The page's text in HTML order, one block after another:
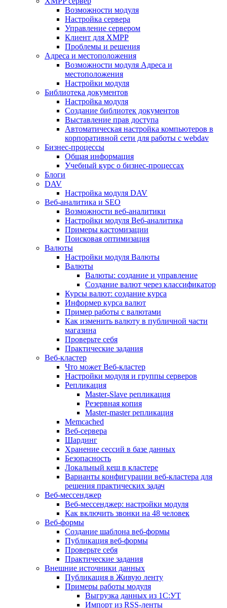
Возможности модуля
Настройка сервера
Управление сервером
Клиент для XMPP
Проблемы и решения
Адреса и местоположения
Возможности модуля Адреса и
местоположения
Настройки модуля
Библиотека документов
Настройка модуля
Создание библиотек документов
Выставление прав доступа
Автоматическая настройка компьютеров в
корпоративной сети для работы с webdav
Бизнес-процессы
Общая информация
Учебный курс о бизнес-процессах
Блоги
DAV
Настройка модуля DAV
Веб-аналитика и SEO
Возможности веб-аналитики
Настройки модуля Веб-аналитика
Примеры кастомизации
Поисковая оптимизация
Валюты
Настройки модуля Валюты
Валюты
Валюты: создание и управление
Создание валют через классификатор
Курсы валют: создание курса
Информер курса валют
Пример работы с валютами
Как изменить валюту в публичной части
магазина
Проверьте себя
Практические задания
Веб-кластер
Что может Веб-кластер
Настройки модуля и группы серверов
Репликация
Master-Slave репликация
Резервная копия
Master-master репликация
Memcached
Веб-сервера
Шардинг
Хранение сессий в базе данных
Безопасность
Локальный кеш в кластере
Варианты конфигурации веб-кластера для
решения практических задач
Веб-мессенджер
Веб-мессенджер: настройки модуля
Как включить звонки на 48 человек
Веб-формы
Создание шаблона веб-формы
Публикация веб-формы
Проверьте себя
Практические задания
Внешние источники данных
Публикация в Живую ленту
Примеры работы модуля
Выгрузка данных из 1С:УТ
Импорт из RSS-ленты